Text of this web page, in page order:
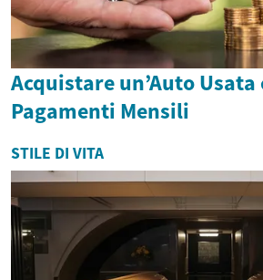
Acquistare un’Auto Usata
Pagamenti Mensili
STILE DI VITA